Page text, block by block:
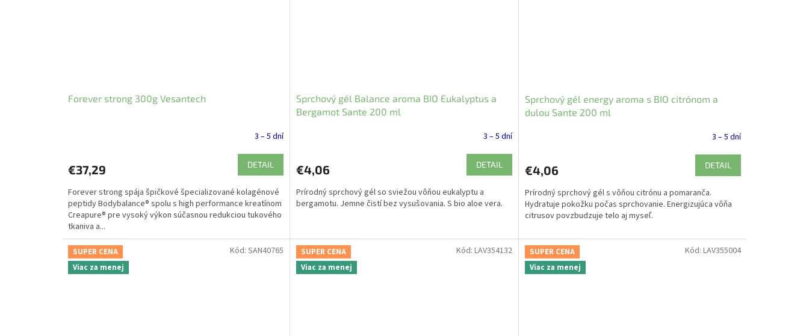
Forever strong 300g Vesantech
3 – 5 dní
€37,29 DETAIL
Forever strong spája špičkové špecializované kolagénové
peptidy Bodybalance® spolu s high performance kreatínom
Creapure® pre vysoký výkon súčasnou redukciou tukového
tkaniva a...
Sprchový gél Balance aroma BIO Eukalyptus a
Bergamot Sante 200 ml
3 – 5 dní
€4,06 DETAIL
Prírodný sprchový gél so sviežou vôňou eukalyptu a
bergamotu. Jemne čistí bez vysušovania. S bio aloe vera.
Sprchový gél energy aroma s BIO citrónom a
dulou Sante 200 ml
3 – 5 dní
€4,06 DETAIL
Prírodný sprchový gél s vôňou citrónu a pomaranča.
Hydratuje pokožku počas sprchovanie. Energizujúca vôňa
citrusov povzbudzuje telo aj myseľ.
SUPER CENA
Viac za menej
Kód:SAN40765
SUPER CENA
Viac za menej
Kód: LAV354132
SUPER CENA
Viac za menej
Kód: LAV355004